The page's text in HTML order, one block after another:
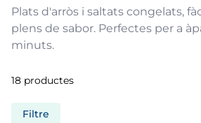
Plats d'arròs i saltats congelats,
plens de sabor. Perfectes per a
minuts.
18 productes
Filtre
3. patatas
4. gamba
5. verduras
croquetas